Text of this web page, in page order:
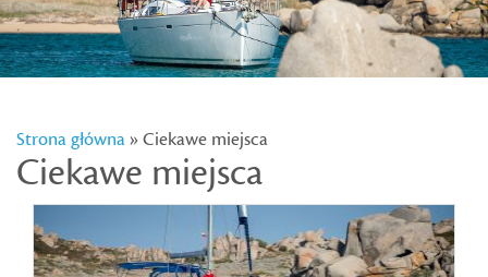
Strona główna» Ciekawe miejsca
Ciekawe miejsca